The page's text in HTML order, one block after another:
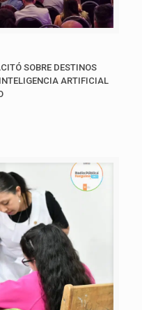
SOBRE DESTINOS
ARTIFICIAL